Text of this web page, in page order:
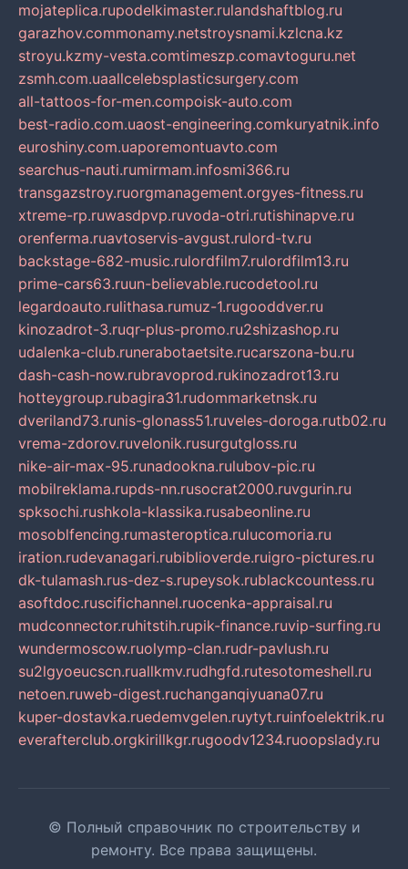
mojateplica.rupodelkimaster.rulandshaftblog.ru
garazhov.commonamy.netstroysnami.kzlcna.kz
stroyu.kzmy-vesta.comtimeszp.comavtoguru.net
zsmh.com.uaallcelebsplasticsurgery.com
all-tattoos-for-men.compoisk-auto.com
best-radio.com.uaost-engineering.comkuryatnik.info
euroshiny.com.uaporemontuavto.com
searchus-nauti.rumirmam.infosmi366.ru
transgazstroy.ruorgmanagement.orgyes-fitness.ru
xtreme-rp.ruwasdpvp.ruvoda-otri.rutishinapve.ru
orenferma.ruavtoservis-avgust.rulord-tv.ru
backstage-682-music.rulordfilm7.rulordfilm13.ru
prime-cars63.ruun-believable.rucodetool.ru
legardoauto.rulithasa.rumuz-1.rugooddver.ru
kinozadrot-3.ruqr-plus-promo.ru2shizashop.ru
udalenka-club.runerabotaetsite.rucarszona-bu.ru
dash-cash-now.rubravoprod.rukinozadrot13.ru
hotteygroup.rubagira31.rudommarketnsk.ru
dveriland73.runis-glonass51.ruveles-doroga.rutb02.ru
vrema-zdorov.ruvelonik.rusurgutgloss.ru
nike-air-max-95.runadookna.rulubov-pic.ru
mobilreklama.rupds-nn.rusocrat2000.ruvgurin.ru
spksochi.rushkola-klassika.rusabeonline.ru
mosoblfencing.rumasteroptica.rulucomoria.ru
iration.rudevanagari.rubiblioverde.ruigro-pictures.ru
dk-tulamash.rus-dez-s.rupeysok.rublackcountess.ru
asoftdoc.ruscifichannel.ruocenka-appraisal.ru
mudconnector.ruhitstih.rupik-finance.ruvip-surfing.ru
wundermoscow.ruolymp-clan.rudr-pavlush.ru
su2lgyoeucscn.ruallkmv.rudhgfd.rutesotomeshell.ru
netoen.ruweb-digest.ruchanganqiyuana07.ru
kuper-dostavka.ruedemvgelen.ruytyt.ruinfoelektrik.ru
everafterclub.orgkirillkgr.rugoodv1234.ruoopslady.ru
© Полный справочник по строительству и
ремонту. Все права защищены.